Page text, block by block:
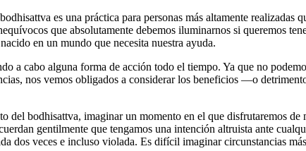
es una práctica para personas más altamente
que absolutamente debemos iluminarnos si queremos
en un mundo que necesita nuestra ayuda.
a cabo alguna forma de acción todo el tiempo. Ya que no
nos vemos obligados a considerar los beneficios ―o
del bodhisattva, imaginar un momento en el que disfrutaremos
gentilmente que tengamos una intención altruista ante
dos veces e incluso violada. Es difícil imaginar circunstancias